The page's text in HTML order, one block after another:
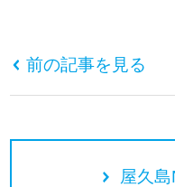
前の記事を見る
屋久